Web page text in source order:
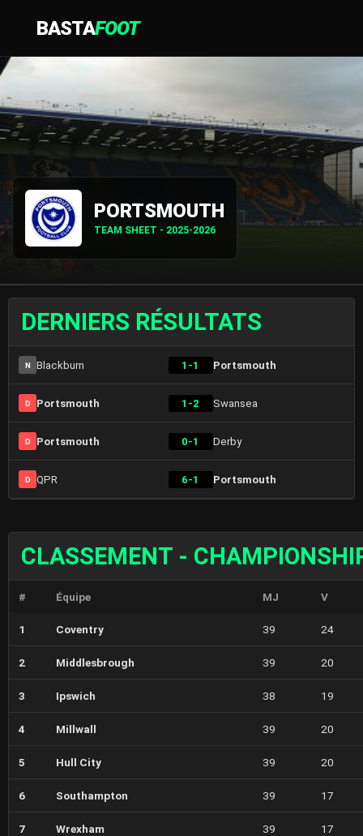
BASTAFOOT
PORTSMOUTH
TEAM SHEET - 2025-2026
DERNIERS RÉSULTATS
N Blackburn 1-1 Portsmouth
D Portsmouth 1-2 Swansea
D Portsmouth 0-1 Derby
D QPR 6-1 Portsmouth
CLASSEMENT -
# Équipe MJ V
1 Coventry 39 24
2 Middlesbrough 39 20
3 Ipswich 38 19
4 Millwall 39 20
5 Hull City 39 20
6 Southampton 39 17
7 Wrexham 39 17